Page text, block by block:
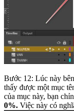
Bước 12: Lúc này
thấy được một mục
của mục này, bạn
0%. Việc này có